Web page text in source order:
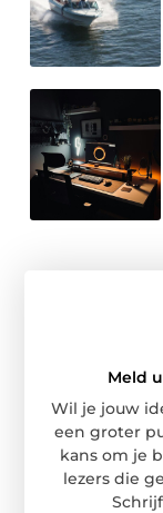
Meld
Wil je jouw
een groter
kans om je
lezers die